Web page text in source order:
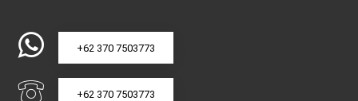
+62 370 7503773
+62 370 7503773